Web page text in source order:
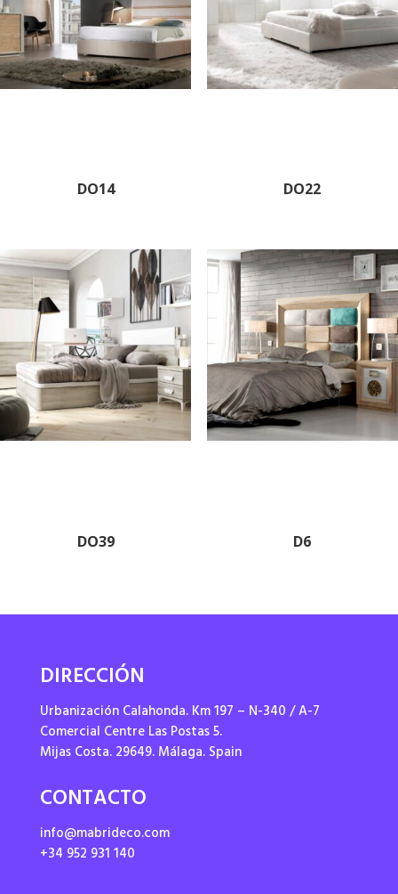
DO14 DO22
DO39 D6
DIRECCIÓN
Urbanización Calahonda. Km 197 – N-340 / A-7
Comercial Centre Las Postas 5.
Mijas Costa. 29649. Málaga. Spain
CONTACTO
info@mabrideco.com
+34 952 931 140